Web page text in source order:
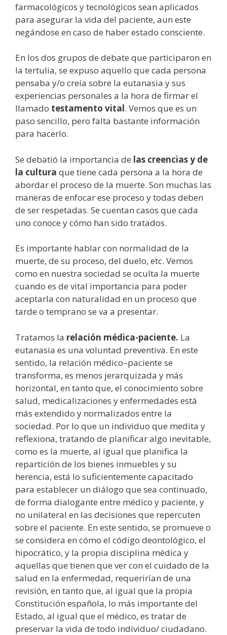
farmacológicos y tecnológicos sean aplicados
para asegurar la vida del paciente, aun este
negándose en caso de haber estado consciente.
En los dos grupos de debate que participaron en
la tertulia, se expuso aquello que cada persona
pensaba y/o creía sobre la eutanasia y sus
experiencias personales a la hora de firmar el
llamado testamento vital. Vemos que es un
paso sencillo, pero falta bastante información
para hacerlo.
Se debatió la importancia de las creencias y de
la cultura que tiene cada persona a la hora de
abordar el proceso de la muerte. Son muchas las
maneras de enfocar ese proceso y todas deben
de ser respetadas. Se cuentan casos que cada
uno conoce y cómo han sido tratados.
Es importante hablar con normalidad de la
muerte, de su proceso, del duelo, etc. Vemos
como en nuestra sociedad se oculta la muerte
cuando es de vital importancia para poder
aceptarla con naturalidad en un proceso que
tarde o temprano se va a presentar.
Tratamos la relación médica-paciente. La
eutanasia es una voluntad preventiva. En este
sentido, la relación médico–paciente se
transforma, es menos jerarquizada y más
horizontal, en tanto que, el conocimiento sobre
salud, medicalizaciones y enfermedades está
más extendido y normalizados entre la
sociedad. Por lo que un individuo que medita y
reflexiona, tratando de planificar algo inevitable,
como es la muerte, al igual que planifica la
repartición de los bienes inmuebles y su
herencia, está lo suficientemente capacitado
para establecer un diálogo que sea continuado,
de forma dialogante entre médico y paciente, y
no unilateral en las decisiones que repercuten
sobre el paciente. En este sentido, se promueve o
se considera en cómo el código deontológico, el
hipocrático, y la propia disciplina médica y
aquellas que tienen que ver con el cuidado de la
salud en la enfermedad, requerirían de una
revisión, en tanto que, al igual que la propia
Constitución española, lo más importante del
Estado, al igual que el médico, es tratar de
preservar la vida de todo individuo/ ciudadano.